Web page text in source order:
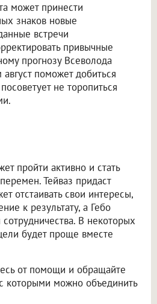
может принести
знаков новые
встречи
привычные
прогнозу Всеволода
поможет добиться
не торопиться
пройти активно и стать
Тейваз придаст
отстаивать свои интересы,
к результату, а Гебо
В некоторых
будет проще вместе
от помощи и обращайте
которыми можно объединить